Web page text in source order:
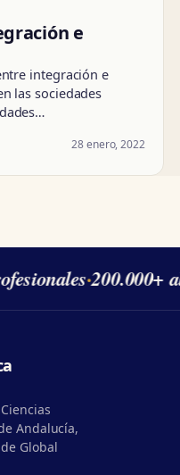
e
integración e
las sociedades
28 enero, 2022
·200.000+
Andalucía,
Global